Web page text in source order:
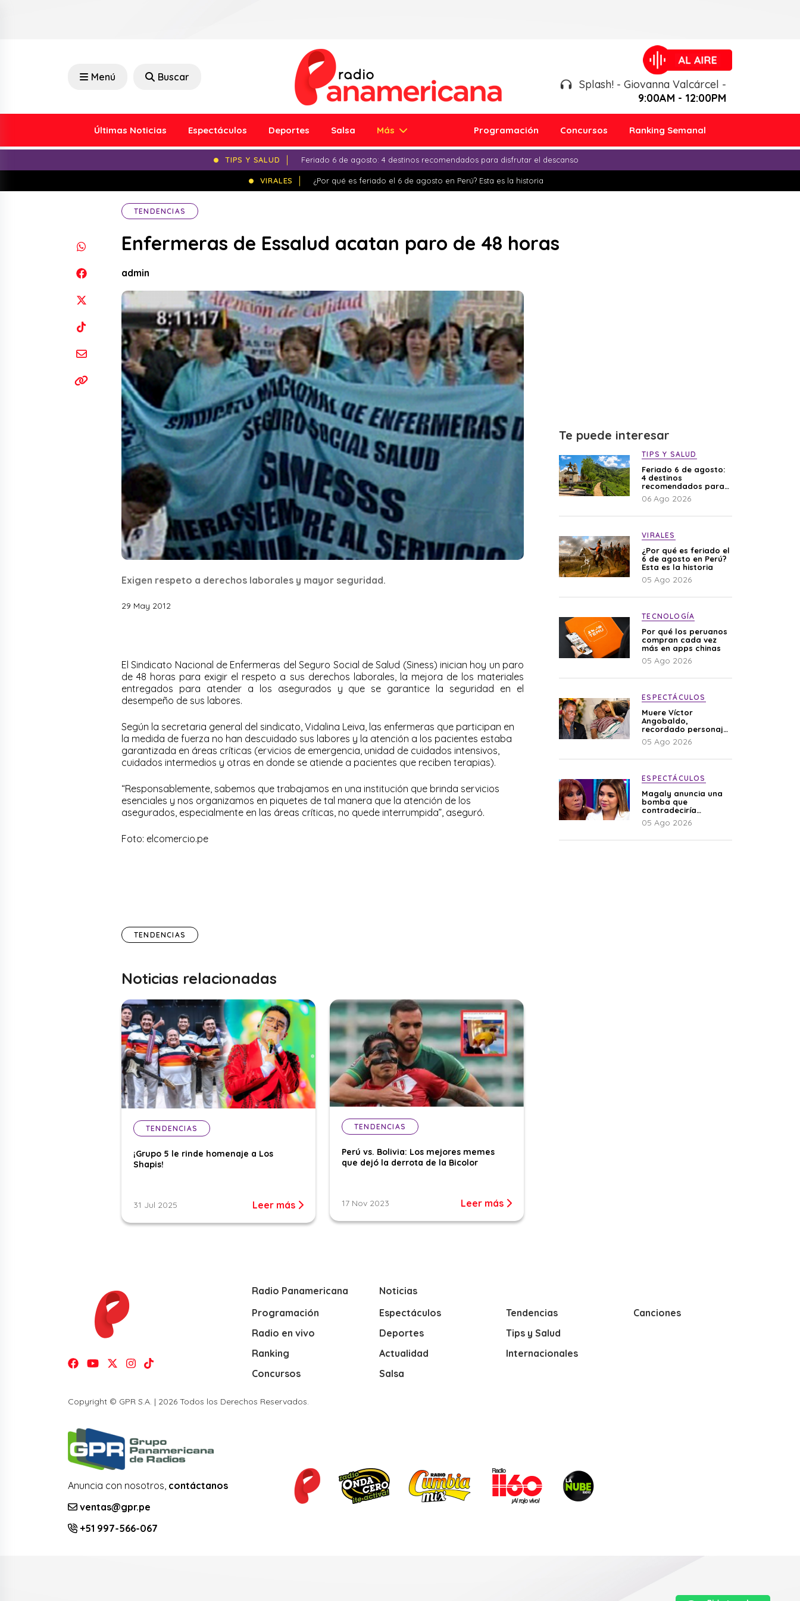
Menú Buscar
Splash! - Giovanna Valcárcel -
9:00AM - 12:00PM
Últimas Noticias Espectáculos Deportes Salsa Más Programación Concursos Ranking Semanal
TIPS Y SALUD Feriado 6 de agosto: 4 destinos recomendados para disfrutar el descanso
VIRALES ¿Por qué es feriado el 6 de agosto en Perú? Esta es la historia
TENDENCIAS
Enfermeras de Essalud acatan paro de 48 horas
admin
Exigen respeto a derechos laborales y mayor seguridad.
29 May 2012
El Sindicato Nacional de Enfermeras del Seguro Social de Salud (Siness) inician hoy un paro
de 48 horas para exigir el respeto a sus derechos laborales, la mejora de los materiales
entregados para atender a los asegurados y que se garantice la seguridad en el
desempeño de sus labores.
Según la secretaria general del sindicato, Vidalina Leiva, las enfermeras que participan en
la medida de fuerza no han descuidado sus labores y la atención a los pacientes estaba
garantizada en áreas críticas (ervicios de emergencia, unidad de cuidados intensivos,
cuidados intermedios y otras en donde se atiende a pacientes que reciben terapias).
“Responsablemente, sabemos que trabajamos en una institución que brinda servicios
esenciales y nos organizamos en piquetes de tal manera que la atención de los
asegurados, especialmente en las áreas críticas, no quede interrumpida”, aseguró.
Foto: elcomercio.pe
TENDENCIAS
Noticias relacionadas
TENDENCIAS
¡Grupo 5 le rinde homenaje a Los
Shapis!
31 Jul 2025 Leer más
TENDENCIAS
Perú vs. Bolivia: Los mejores memes
que dejó la derrota de la Bicolor
17 Nov 2023 Leer más
Te puede interesar
TIPS Y SALUD
Feriado 6 de agosto:
4 destinos
recomendados para
disfrutar el descanso
06 Ago 2026
VIRALES
¿Por qué es feriado el
6 de agosto en Perú?
Esta es la historia
05 Ago 2026
TECNOLOGÍA
Por qué los peruanos
compran cada vez
más en apps chinas
05 Ago 2026
ESPECTÁCULOS
Muere Víctor
Angobaldo,
recordado personaje
de la farándula y
expareja de Shirley
05 Ago 2026
ESPECTÁCULOS
Magaly anuncia una
bomba que
contradeciría
comunicado de La
Bella Luz: “Hay un
05 Ago 2026
Radio Panamericana
Programación
Radio en vivo
Ranking
Concursos
Noticias
Espectáculos
Deportes
Actualidad
Salsa
Tendencias
Tips y Salud
Internacionales
Canciones
Copyright © GPR S.A. | 2026 Todos los Derechos Reservados.
Anuncia con nosotros, contáctanos
ventas@gpr.pe
+51 997-566-067